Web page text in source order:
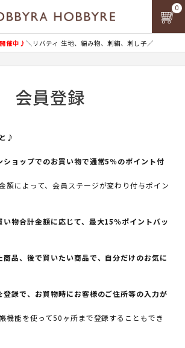
催中♪＼リバティ 生地、編み物、刺繍、刺し子／
0
会員登録
♪
ショップでのお買い物で通常5％のポイント付
額によって、会員ステージが変わり付与ポイン
物合計金額に応じて、最大15％ポイントバッ
品、後で買いたい商品で、自分だけのお気に
登録で、お買物時にお客様のご住所等の入力が
機能を使って50ヶ所まで登録することもでき